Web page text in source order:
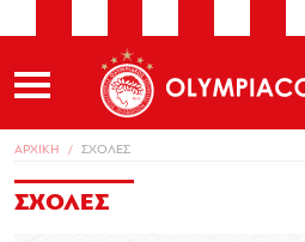
ΑΡΧΙΚΗ ΣΧΟΛΕΣ
ΣΧΟΛΕΣ